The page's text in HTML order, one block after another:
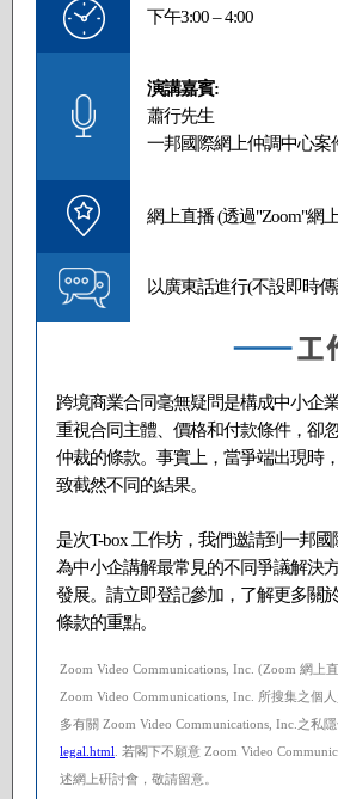
下午3:00 – 4:00
演講嘉賓:
蕭行先生
一邦國際網上仲調中心案
網上直播 (透過"Zoom"網
以廣東話進行(不設即時
跨境商業合同毫無疑問是構成中小企
重視合同主體、價格和付款條件，卻
仲裁的條款。事實上，當爭端出現時
致截然不同的結果。
是次T-box 工作坊，我們邀請到一邦
為中小企講解最常見的不同爭議解決
發展。請立即登記參加，了解更多關
條款的重點。
Zoom Video Communications, Inc. (Zoom 網
Zoom Video Communications, Inc. 所搜集之個
多有關 Zoom Video Communications, Inc.之私
legal.html . 若閣下不願意 Zoom Video
述網上硏討會，敬請留意。